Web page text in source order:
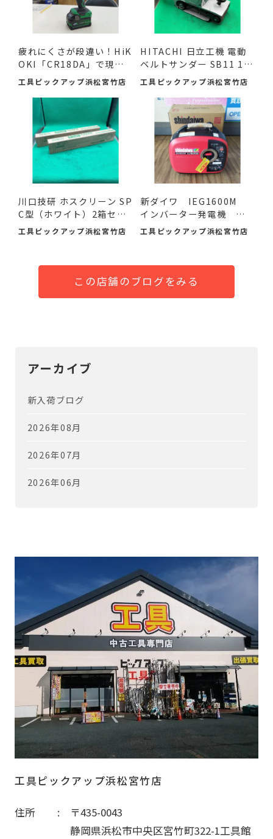
疲れにくさが段違い！HiK
OKI「CR18DA」で現場
の作...
工具ピックアップ浜松宮竹店
HITACHI 日立工機 電動
ベルトサンダー SB11 11
0mm ...
工具ピックアップ浜松宮竹店
川口技研 ホスクリーン SP
C型（ホワイト）2箱セ
ッ...
工具ピックアップ浜松宮竹店
新ダイワ IEG1600M
インバーター発電機 入
荷し...
工具ピックアップ浜松宮竹店
この店舗のブログをみる
アーカイブ
新入荷ブログ
2026年08月
2026年07月
2026年06月
工具ピックアップ浜松宮竹店
住所
〒435-0043
静岡県浜松市中央区宮竹町322-1工具館